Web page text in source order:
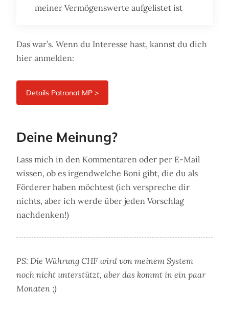
meiner Vermögenswerte aufgelistet ist
Das war’s. Wenn du Interesse hast, kannst du dich
hier anmelden:
Deine Meinung?
Lass mich in den Kommentaren oder per E-Mail
wissen, ob es irgendwelche Boni gibt, die du als
Förderer haben möchtest (ich verspreche dir
nichts, aber ich werde über jeden Vorschlag
nachdenken!)
PS: Die Währung CHF wird von meinem System
noch nicht unterstützt, aber das kommt in ein paar
Monaten ;)